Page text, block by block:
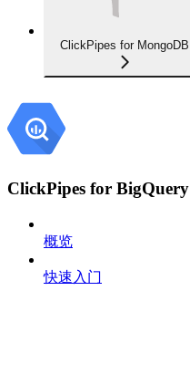
ClickPipes for MongoDB
ClickPipes for BigQuery
概览
快速入门